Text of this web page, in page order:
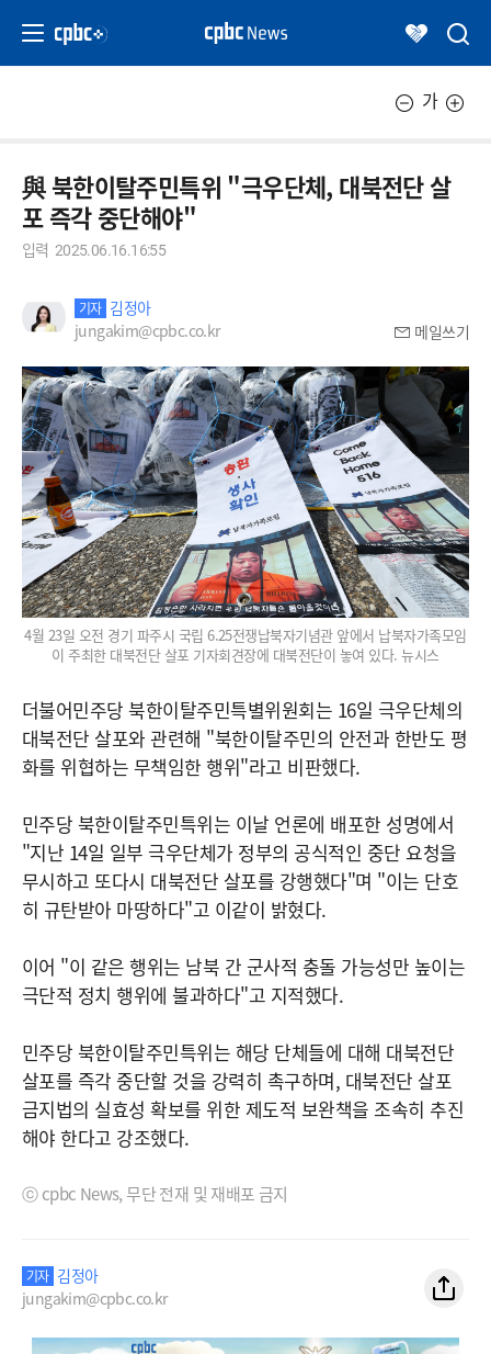
가
與 북한이탈주민특위 "극우단체, 대북전단 살
포 즉각 중단해야"
입력 2025.06.16.16:55
기자 김정아
jungakim@cpbc.co.kr
메일쓰기
4월 23일 오전 경기 파주시 국립 6.25전쟁납북자기념관 앞에서 납북자가족모임
이 주최한 대북전단 살포 기자회견장에 대북전단이 놓여 있다. 뉴시스
더불어민주당 북한이탈주민특별위원회는 16일 극우단체의
대북전단 살포와 관련해 "북한이탈주민의 안전과 한반도 평
화를 위협하는 무책임한 행위"라고 비판했다.
민주당 북한이탈주민특위는 이날 언론에 배포한 성명에서
"지난 14일 일부 극우단체가 정부의 공식적인 중단 요청을
무시하고 또다시 대북전단 살포를 강행했다"며 "이는 단호
히 규탄받아 마땅하다"고 이같이 밝혔다.
이어 "이 같은 행위는 남북 간 군사적 충돌 가능성만 높이는
극단적 정치 행위에 불과하다"고 지적했다.
민주당 북한이탈주민특위는 해당 단체들에 대해 대북전단
살포를 즉각 중단할 것을 강력히 촉구하며, 대북전단 살포
금지법의 실효성 확보를 위한 제도적 보완책을 조속히 추진
해야 한다고 강조했다.
ⓒ cpbc News, 무단 전재 및 재배포 금지
기자 김정아
jungakim@cpbc.co.kr